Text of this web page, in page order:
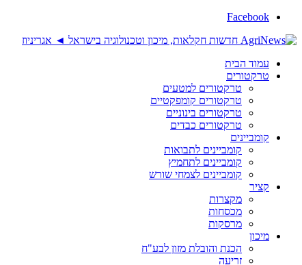
Facebook
עמוד הבית
טרקטורים
טרקטורים למטעים
טרקטורים קומפקטיים
טרקטורים בינוניים
טרקטורים כבדים
קומביינים
קומביינים לתבואות
קומביינים לתחמיץ
קומביינים לצמחי שורש
קציר
מקצרות
מכסחות
מרסקות
מיכון
הכנת והובלת מזון לבע"ח
זריעה